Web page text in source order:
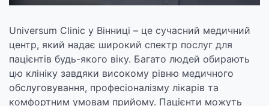
Universum Clinic у Вінниці – це сучасний медичний
центр, який надає широкий спектр послуг для
пацієнтів будь-якого віку. Багато людей обирають
цю клініку завдяки високому рівню медичного
обслуговування, професіоналізму лікарів та
комфортним умовам прийому. Пацієнти можуть